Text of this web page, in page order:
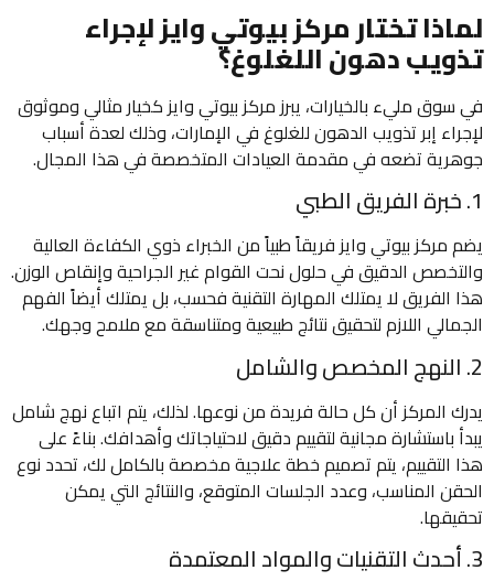
لماذا تختار مركز بيوتي وايز لإجراء
تذويب دهون اللغلوغ؟
في سوق مليء بالخيارات، يبرز مركز بيوتي وايز كخيار مثالي وموثوق
لإجراء إبر تذويب الدهون للغلوغ في الإمارات، وذلك لعدة أسباب
جوهرية تضعه في مقدمة العيادات المتخصصة في هذا المجال.
1. خبرة الفريق الطبي
يضم مركز بيوتي وايز فريقاً طبياً من الخبراء ذوي الكفاءة العالية
والتخصص الدقيق في حلول نحت القوام غير الجراحية وإنقاص الوزن.
هذا الفريق لا يمتلك المهارة التقنية فحسب، بل يمتلك أيضاً الفهم
الجمالي اللازم لتحقيق نتائج طبيعية ومتناسقة مع ملامح وجهك.
2. النهج المخصص والشامل
يدرك المركز أن كل حالة فريدة من نوعها. لذلك، يتم اتباع نهج شامل
يبدأ باستشارة مجانية لتقييم دقيق لاحتياجاتك وأهدافك. بناءً على
هذا التقييم، يتم تصميم خطة علاجية مخصصة بالكامل لك، تحدد نوع
الحقن المناسب، وعدد الجلسات المتوقع، والنتائج التي يمكن
تحقيقها.
3. أحدث التقنيات والمواد المعتمدة